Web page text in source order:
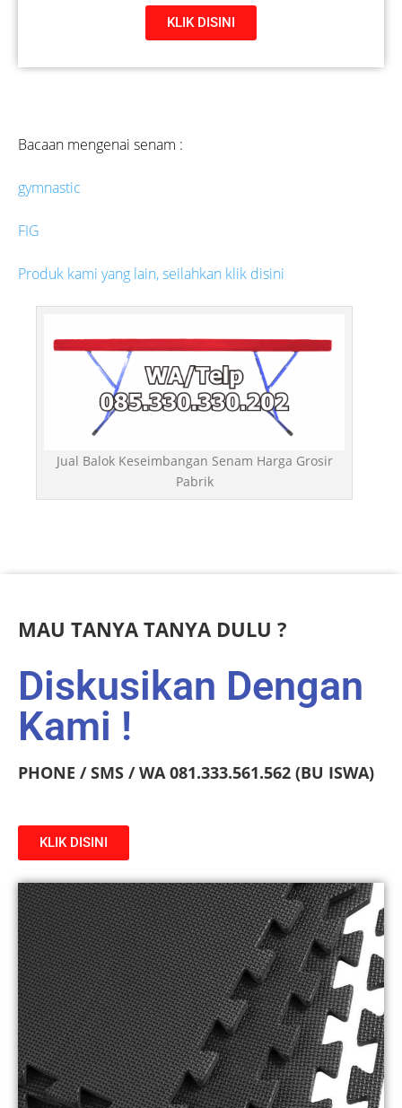
KLIK DISINI
Bacaan mengenai senam :
gymnastic
FIG
Produk kami yang lain, seilahkan klik disini
Jual Balok Keseimbangan Senam Harga Grosir
Pabrik
MAU TANYA TANYA DULU ?
Diskusikan Dengan
Kami !
PHONE / SMS / WA 081.333.561.562 (BU ISWA)
KLIK DISINI